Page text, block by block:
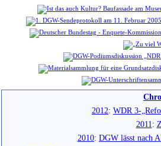
2012: WDR 3-
2011:
2010: DGW lässt nach